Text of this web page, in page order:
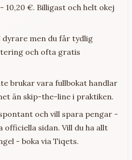
10,20 €. Billigast och helt okej
dyrare men du får tydlig
och ofta gratis
brukar vara fullbokat handlar
än skip-the-line i praktiken.
och vill spara pengar -
officiella sidan. Vill du ha allt
- boka via Tiqets.